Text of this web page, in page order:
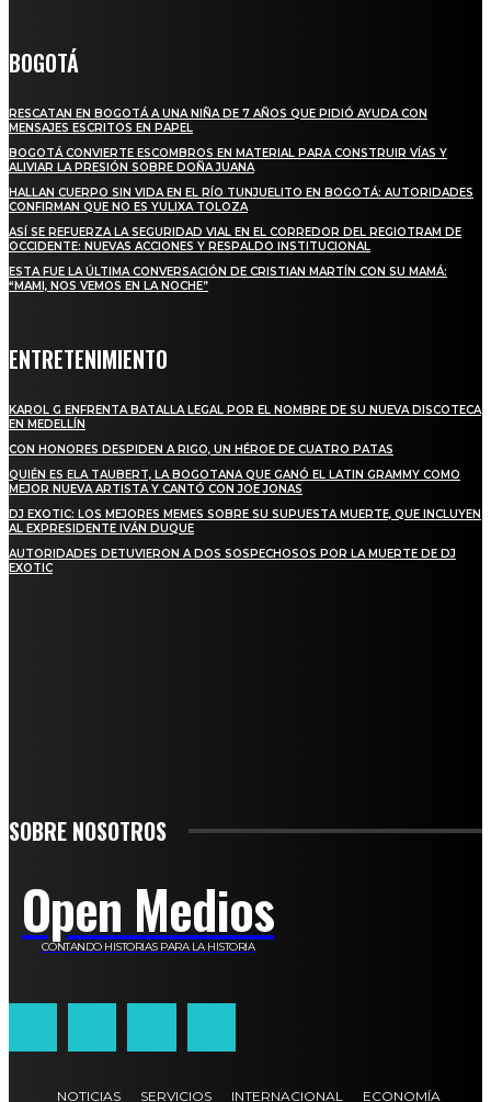
BOGOTÁ
RESCATAN EN BOGOTÁ A UNA NIÑA DE 7 AÑOS QUE PIDIÓ AYUDA CON
MENSAJES ESCRITOS EN PAPEL
BOGOTÁ CONVIERTE ESCOMBROS EN MATERIAL PARA CONSTRUIR VÍAS Y
ALIVIAR LA PRESIÓN SOBRE DOÑA JUANA
HALLAN CUERPO SIN VIDA EN EL RÍO TUNJUELITO EN BOGOTÁ: AUTORIDADES
CONFIRMAN QUE NO ES YULIXA TOLOZA
ASÍ SE REFUERZA LA SEGURIDAD VIAL EN EL CORREDOR DEL REGIOTRAM DE
OCCIDENTE: NUEVAS ACCIONES Y RESPALDO INSTITUCIONAL
ESTA FUE LA ÚLTIMA CONVERSACIÓN DE CRISTIAN MARTÍN CON SU MAMÁ:
“MAMI, NOS VEMOS EN LA NOCHE”
ENTRETENIMIENTO
KAROL G ENFRENTA BATALLA LEGAL POR EL NOMBRE DE SU NUEVA DISCOTECA
EN MEDELLÍN
CON HONORES DESPIDEN A RIGO, UN HÉROE DE CUATRO PATAS
QUIÉN ES ELA TAUBERT, LA BOGOTANA QUE GANÓ EL LATIN GRAMMY COMO
MEJOR NUEVA ARTISTA Y CANTÓ CON JOE JONAS
DJ EXOTIC: LOS MEJORES MEMES SOBRE SU SUPUESTA MUERTE, QUE INCLUYEN
AL EXPRESIDENTE IVÁN DUQUE
AUTORIDADES DETUVIERON A DOS SOSPECHOSOS POR LA MUERTE DE DJ
EXOTIC
SOBRE NOSOTROS
Open Medios
CONTANDO HISTORIAS PARA LA HISTORIA
NOTICIAS SERVICIOS INTERNACIONAL ECONOMÍA